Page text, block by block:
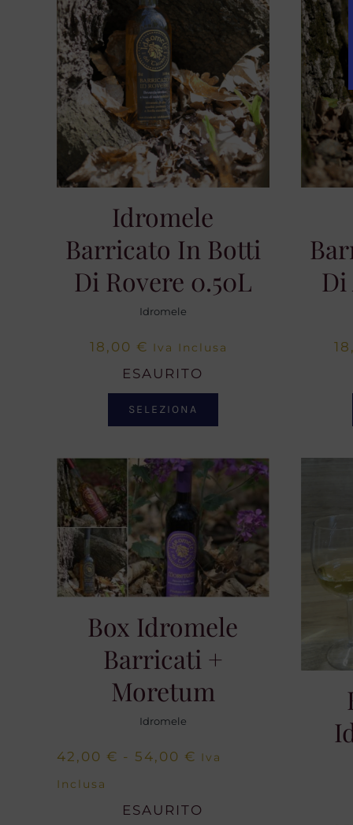
Idromele
Barricato In Botti
Di Rovere 0.50L
Idromele
18,00 € Iva Inclusa
ESAURITO
SELEZIONA
Di
Box Idromele
Barricati +
Moretum
Idromele
42,00 € - 54,00 € Fascia
prezzo:
Iva
Inclusa
ESAURITO